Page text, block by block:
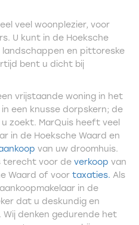
veel woonplezier, voor
U kunt in de Hoeksche
landschappen en pittoreske
bent u dicht bij
vrijstaande woning in het
een knusse dorpskern; de
zoekt. MarQuis heeft veel
in de Hoeksche Waard en
van uw droomhuis.
terecht voor de verkoop van
Waard of voor taxaties. Als
in de
dat u deskundig en
denken gedurende het